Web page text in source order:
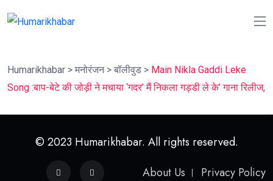
Humarikhabar > मनोरंजन> बॉलीवुड > Main Nikla Gaddi Leke
Song :बाप-बेटे की जोड़ी ने मचाया ‘गदर’ मैं निकला गड्डी ले के’ गाना रिलीज,
© 2023 Humarikhabar. All rights reserved.
About Us
Privacy Policy